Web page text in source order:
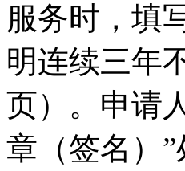
服务时，填
明连续三年
页）。申请
章（签名）